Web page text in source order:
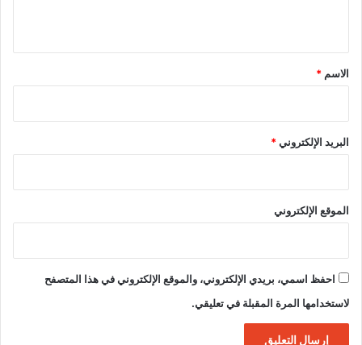
*
الاسم *
البريد الإلكتروني*
الموقع الإلكتروني
احفظ اسمي، بريدي الإلكتروني، والموقع الإلكتروني في هذا المتصفح
لاستخدامها المرة المقبلة في تعليقي.